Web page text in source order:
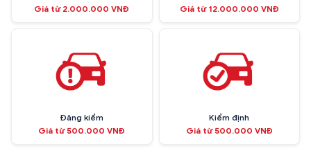
Giá từ 2.000.000 VNĐ
Giá từ 12.000.000 VNĐ
Đăng kiểm
Giá từ 500.000 VNĐ
Kiểm định
Giá từ 500.000 VNĐ